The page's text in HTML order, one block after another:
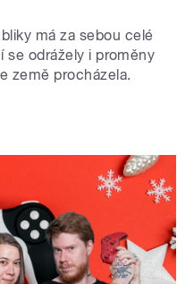
má za sebou celé
se odrážely i proměny
země procházela.